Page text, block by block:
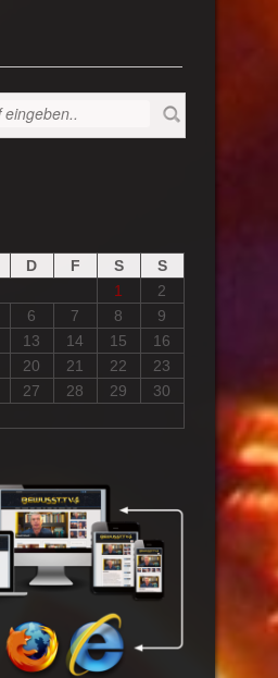
D F S
S
1
2
6 7 8
9
13 14 15
16
20 21 22
23
27 28 29
30